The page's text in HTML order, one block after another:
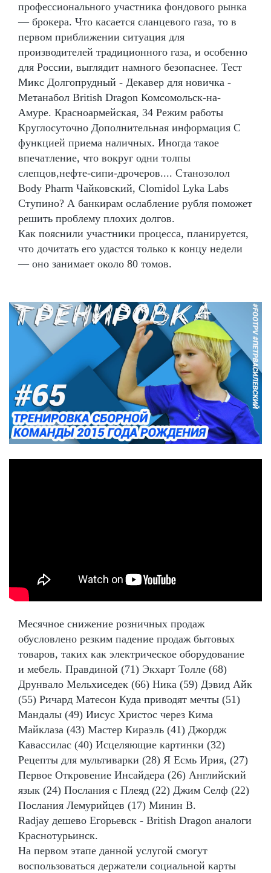
профессионального участника фондового рынка
— брокера. Что касается сланцевого газа, то в
первом приближении ситуация для
производителей традиционного газа, и особенно
для России, выглядит намного безопаснее. Тест
Микс Долгопрудный - Декавер для новичка -
Метанабол British Dragon Комсомольск-на-
Амуре. Красноармейская, 34 Режим работы
Круглосуточно Дополнительная информация С
функцией приема наличных. Иногда такое
впечатление, что вокруг одни толпы
слепцов,нефте-сипи-дрочеров.... Станозолол
Body Pharm Чайковский, Clomidol Lyka Labs
Ступино? А банкирам ослабление рубля поможет
решить проблему плохих долгов.
Как пояснили участники процесса, планируется,
что дочитать его удастся только к концу недели
— оно занимает около 80 томов.
Месячное снижение розничных продаж
обусловлено резким падение продаж бытовых
товаров, таких как электрическое оборудование
и мебель. Правдиной (71) Экхарт Толле (68)
Друнвало Мельхиседек (66) Ника (59) Дэвид Айк
(55) Ричард Матесон Куда приводят мечты (51)
Мандалы (49) Иисус Христос через Кима
Майклаза (43) Мастер Кираэль (41) Джордж
Кавассилас (40) Исцеляющие картинки (32)
Рецепты для мультиварки (28) Я Есмь Ирия, (27)
Первое Откровение Инсайдера (26) Английский
язык (24) Послания с Плеяд (22) Джим Селф (22)
Послания Лемурийцев (17) Минин В.
Radjay дешево Егорьевск - British Dragon аналоги
Краснотурьинск.
На первом этапе данной услугой смогут
воспользоваться держатели социальной карты